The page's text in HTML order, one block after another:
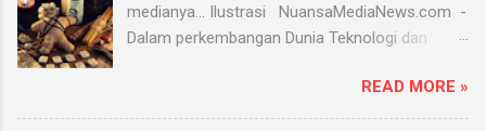
medianya... Ilustrasi NuansaMediaNews.com -
Dalam perkembangan Dunia Teknologi dan
yang hingga saat ini masih ada dan berkembang
di masyarakat. Menurut Kamus Besar Bahasa
READ MORE »